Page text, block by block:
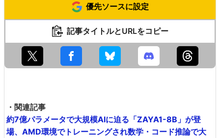
優先ソースに設定
記事タイトルとURLをコピー
・関連記事
約7億パラメータで大規模AIに迫る「ZAYA1-8B」が登
場、AMD環境でトレーニングされ数学・コード推論で大